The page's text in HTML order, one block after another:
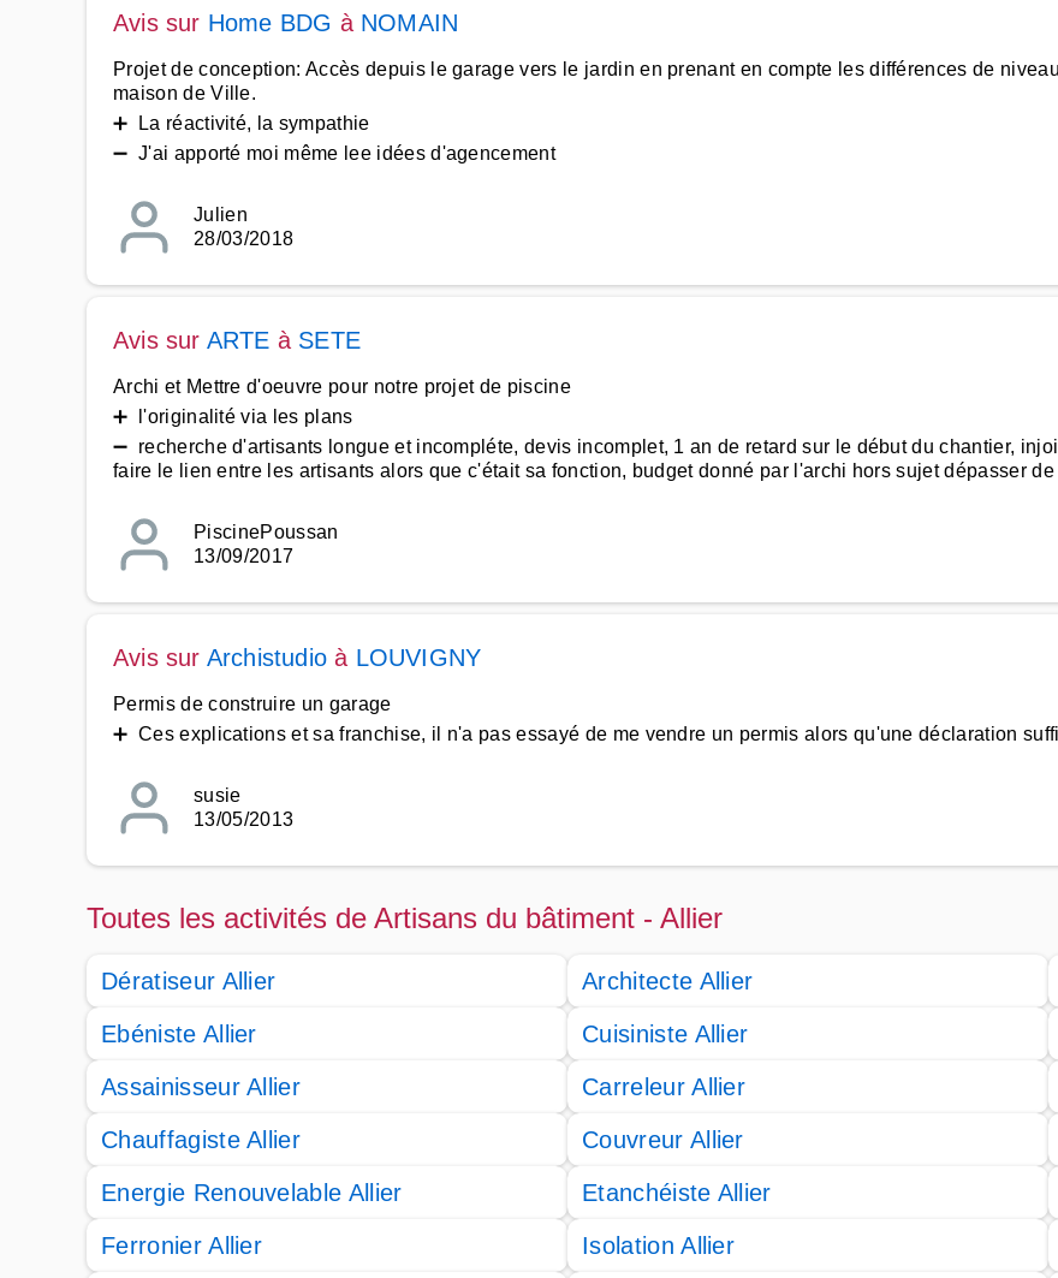
Avis sur Home BDG à NOMAIN
Projet de conception: Accès depuis le garage vers le jardin en prenant en compte les différences de
maison de Ville.
➕ La réactivité, la sympathie
➖ J'ai apporté moi même lee idées d'agencement
Julien
28/03/2018
Avis sur ARTE à SETE
Archi et Mettre d'oeuvre pour notre projet de piscine
➕ l'originalité via les plans
➖ recherche d'artisants longue et incompléte, devis incomplet, 1 an de retard sur le début du chantier,
faire le lien entre les artisants alors que c'était sa fonction, budget donné par l'archi hors sujet dépasser
PiscinePoussan
13/09/2017
Avis sur Archistudio à LOUVIGNY
Permis de construire un garage
➕ Ces explications et sa franchise, il n'a pas essayé de me vendre un permis alors qu'une déclaration
susie
13/05/2013
Toutes les activités de Artisans du bâtiment - Allier
Dératiseur Allier Architecte Allier
Ebéniste Allier
Cuisiniste Allier
Assainisseur Allier
Carreleur Allier
Chauffagiste Allier
Couvreur Allier
Energie Renouvelable Allier
Etanchéiste Allier
Ferronier Allier
Isolation Allier